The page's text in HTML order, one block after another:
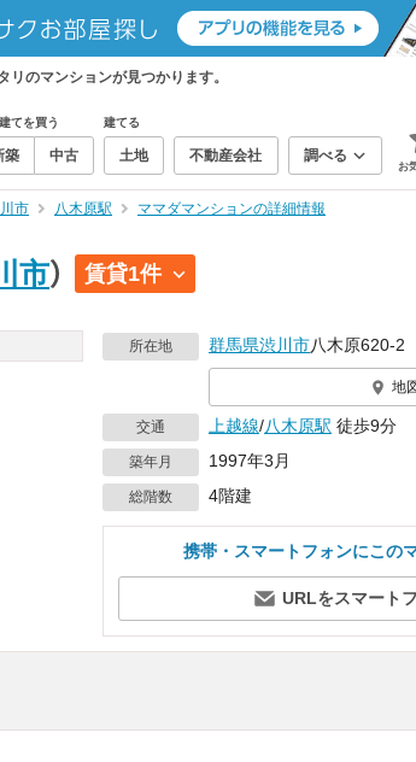
のマンションが見つかります。
てを買う
築 中古
建てる
土地 不動産会社 調べる
お
市 八木原駅 ママダマンションの詳細情報
市） 賃貸1件
所在地 群馬県渋川市八木原620‐2
地
交通 上越線/八木原駅 徒歩9分
築年月 1997年3月
総階数 4階建
携帯・スマートフォンにこの
URLをスマート